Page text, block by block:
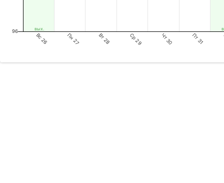
вых.
Вс 26 Пн 27 Вт 28 Ср 29 Чт 30 Пт 31
96